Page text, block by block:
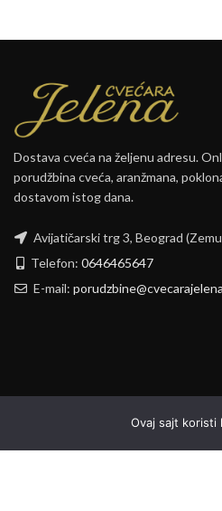
Dostava cveća na željenu adresu.
porudžbina cveća, aranžmana,
dostavom istog dana.
Avijatičarski trg 3, Beograd
Telefon: 0646465647
E-mail:
Ovaj sajt koristi